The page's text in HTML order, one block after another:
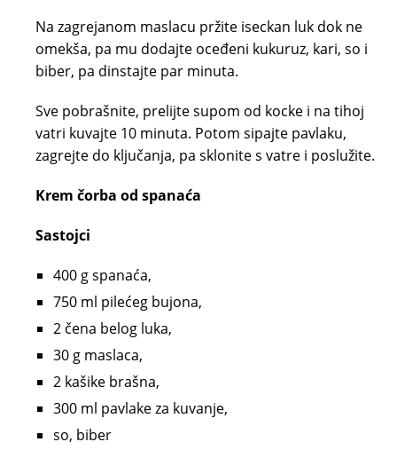
Na zagrejanom maslacu pržite iseckan luk dok ne
omekša, pa mu dodajte oceđeni kukuruz, kari, so i
biber, pa dinstajte par minuta.
Sve pobrašnite, prelijte supom od kocke i na tihoj
vatri kuvajte 10 minuta. Potom sipajte pavlaku,
zagrejte do ključanja, pa sklonite s vatre i poslužite.
Krem čorba od spanaća
Sastojci
400 g spanaća,
750 ml pilećeg bujona,
2 čena belog luka,
30 g maslaca,
2 kašike brašna,
300 ml pavlake za kuvanje,
so, biber